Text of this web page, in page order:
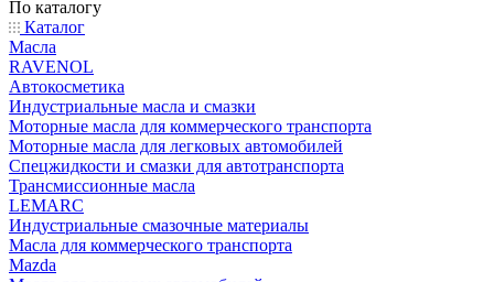
По каталогу
Каталог
Масла
RAVENOL
Автокосметика
Индустриальные масла и смазки
Моторные масла для коммерческого транспорта
Моторные масла для легковых автомобилей
Спецжидкости и смазки для автотранспорта
Трансмиссионные масла
LEMARC
Индустриальные смазочные материалы
Масла для коммерческого транспорта
Mazda